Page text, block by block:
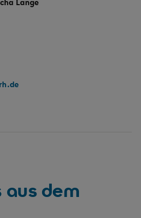
Lange
dem